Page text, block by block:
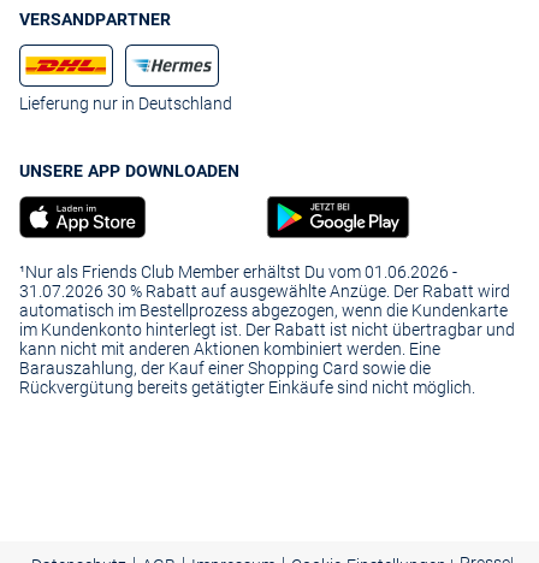
VERSANDPARTNER
Lieferung nur in Deutschland
UNSERE APP DOWNLOADEN
¹Nur als Friends Club Member erhältst Du vom 01.06.2026 -
31.07.2026 30 % Rabatt auf ausgewählte Anzüge. Der Rabatt wird
automatisch im Bestellprozess abgezogen, wenn die Kundenkarte
im Kundenkonto hinterlegt ist. Der Rabatt ist nicht übertragbar und
kann nicht mit anderen Aktionen kombiniert werden. Eine
Barauszahlung, der Kauf einer Shopping Card sowie die
Rückvergütung bereits getätigter Einkäufe sind nicht möglich.